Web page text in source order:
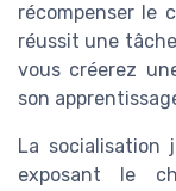
récompenser le
réussit une
vous créerez
son
La socialisation
exposant le